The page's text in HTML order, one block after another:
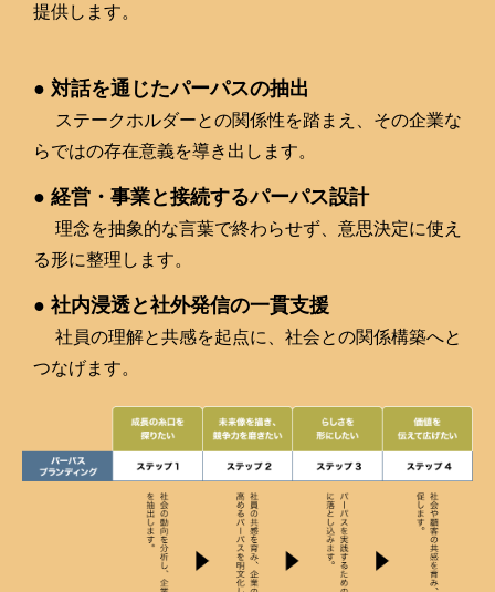
提供します。
● 対話を通じたパーパスの抽出
ステークホルダーとの関係性を踏まえ、その企業な
らではの存在意義を導き出します。
● 経営・事業と接続するパーパス設計
理念を抽象的な言葉で終わらせず、意思決定に使え
る形に整理します。
● 社内浸透と社外発信の一貫支援
社員の理解と共感を起点に、社会との関係構築へと
つなげます。